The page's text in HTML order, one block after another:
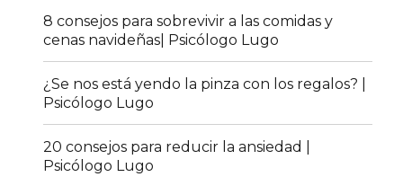
8 consejos para sobrevivir a las comidas y
cenas navideñas| Psicólogo Lugo
¿Se nos está yendo la pinza con los regalos? |
Psicólogo Lugo
20 consejos para reducir la ansiedad |
Psicólogo Lugo